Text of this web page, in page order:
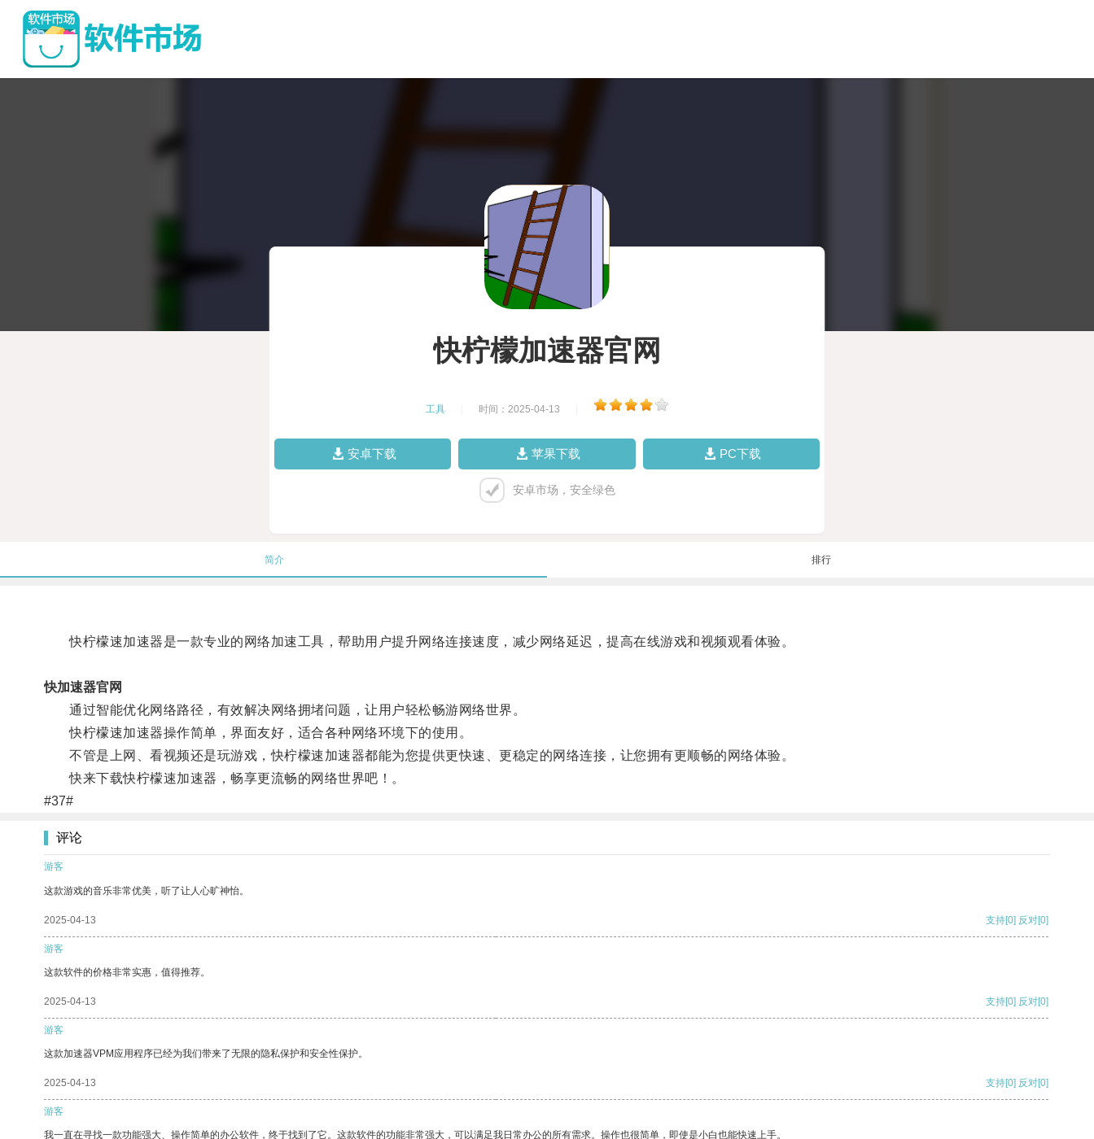
快柠檬加速器官网
工具 时间：2025-04-13
安卓下载 苹果下载 PC下载
安卓市场，安全绿色
简介 排行
快柠檬速加速器是一款专业的网络加速工具，帮助用户提升网络连接速度，减少网络延迟，提高在线游戏和视频观看体验。
快加速器官网
通过智能优化网络路径，有效解决网络拥堵问题，让用户轻松畅游网络世界。
快柠檬速加速器操作简单，界面友好，适合各种网络环境下的使用。
不管是上网、看视频还是玩游戏，快柠檬速加速器都能为您提供更快速、更稳定的网络连接，让您拥有更顺畅的网络体验。
快来下载快柠檬速加速器，畅享更流畅的网络世界吧！。
#37#
评论
游客
这款游戏的音乐非常优美，听了让人心旷神怡。
2025-04-13 支持[0] 反对[0]
游客
这款软件的价格非常实惠，值得推荐。
2025-04-13 支持[0] 反对[0]
游客
这款加速器VPM应用程序已经为我们带来了无限的隐私保护和安全性保护。
2025-04-13 支持[0] 反对[0]
游客
我一直在寻找一款功能强大、操作简单的办公软件，终于找到了它。这款软件的功能非常强大，可以满足我日常办公的所有需求。操作也很简单，即使是小白也能快速上手。